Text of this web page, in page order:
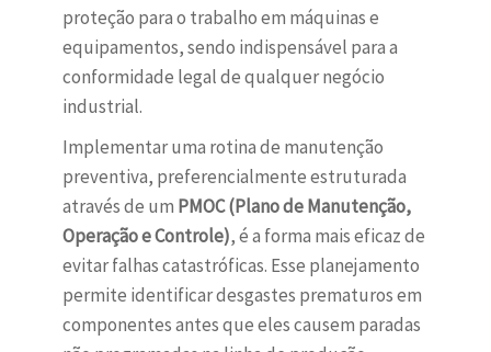
proteção para o trabalho em máquinas e
equipamentos, sendo indispensável para a
conformidade legal de qualquer negócio
industrial.
Implementar uma rotina de manutenção
preventiva, preferencialmente estruturada
através de um PMOC (Plano de Manutenção,
Operação e Controle), é a forma mais eficaz de
evitar falhas catastróficas. Esse planejamento
permite identificar desgastes prematuros em
componentes antes que eles causem paradas